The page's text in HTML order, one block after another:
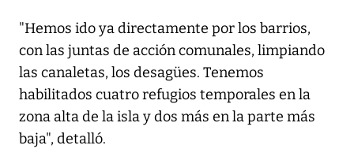
"Hemos ido ya directamente por los barrios,
con las juntas de acción comunales, limpiando
las canaletas, los desagües. Tenemos
habilitados cuatro refugios temporales en la
zona alta de la isla y dos más en la parte más
baja", detalló.